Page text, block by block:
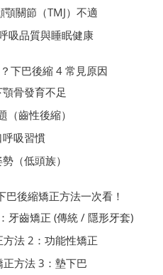
關節（TMJ）不適
吸品質與睡眠健康
下巴後縮 4 常見原因
骨發育不足
（齒性後縮）
呼吸習慣
（低頭族）
後縮矯正方法一次看！
牙齒矯正 (傳統 / 隱形牙套)
法 2：功能性矯正
方法 3：墊下巴